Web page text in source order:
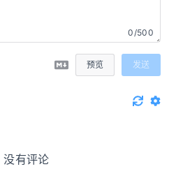
0/500
预览 发送
没有评论